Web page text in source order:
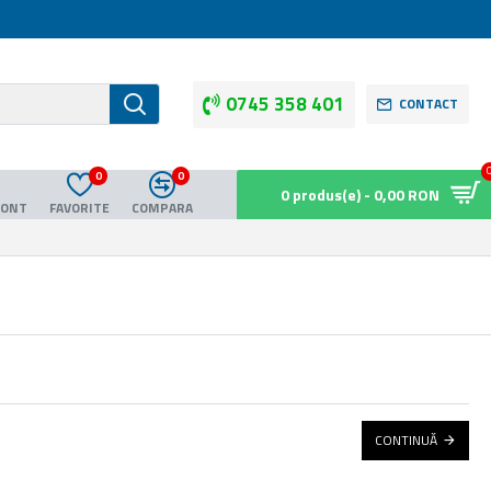
0745 358 401 CONTACT
FAVORITE
0
COMPARA
0
0 produs(e) - 0,00 RON
CONTINUĂ